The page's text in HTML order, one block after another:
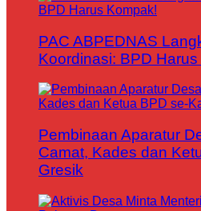
PAC ABPEDNAS
Koordinasi: BPD
Pembinaan Aparatur
Camat, Kades dan
Gresik